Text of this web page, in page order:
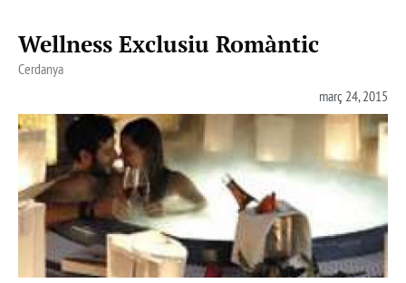
Wellness Exclusiu Romàntic
Cerdanya
març 24, 2015